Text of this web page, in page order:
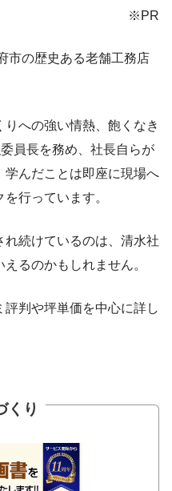
※PR
市の歴史ある老舗工務店
への強い情熱、飽くなき
員長を務め、社長自らが
んだことは即座に現場へ
行っています。
続けているのは、清水社
るのかもしれません。
判や坪単価を中心に詳し
くり